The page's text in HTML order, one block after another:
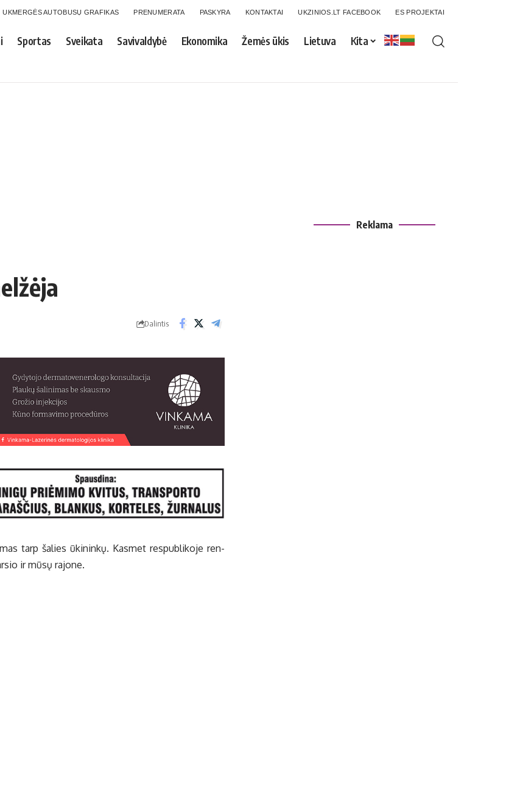
UKMERGĖS AUTOBUSŲ GRAFIKAS PRENUMERATA PASKYRA KONTAKTAI UKZINIOS.LT FACEBOOK ES PROJEKTAI
Sportas Sveikata Savivaldybė Ekonomika Žemės ūkis Lietuva Kita
Dalintis
tarp ša­lies ūki­nin­kų. Kas­met res­pub­li­ko­je ren­
ir mū­sų ra­jo­ne.
Reklama